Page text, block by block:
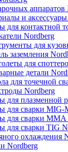
аппаратов
и
для контактной
Nordberg
для
заземления
для
детали
для точечной
Nordberg
для плазменной
для сварки
для сварки MMA
для сварки TIG
охлаждения
Nordberg